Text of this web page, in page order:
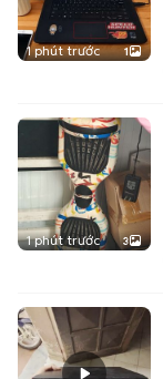
1 phút trước 1
1 phút trước 3